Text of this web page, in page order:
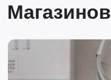
Магазинов